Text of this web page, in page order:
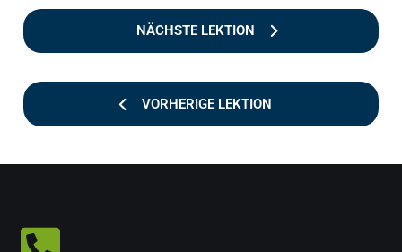
VORHERIGE LEKTION
NÄCHSTE LEKTION